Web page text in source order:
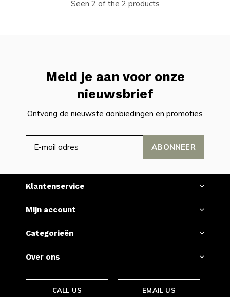
Seen 2 of the 2 products
Meld je aan voor onze
nieuwsbrief
Ontvang de nieuwste aanbiedingen en promoties
ABONNEER
Klantenservice
Mijn account
Categorieën
Over ons
CALL US EMAIL US